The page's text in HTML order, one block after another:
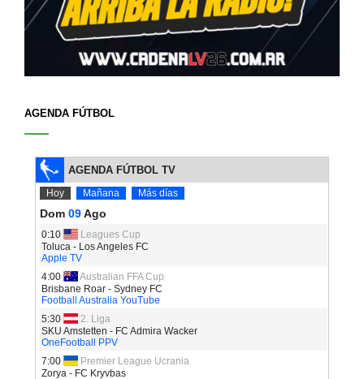
AGENDA FÚTBOL